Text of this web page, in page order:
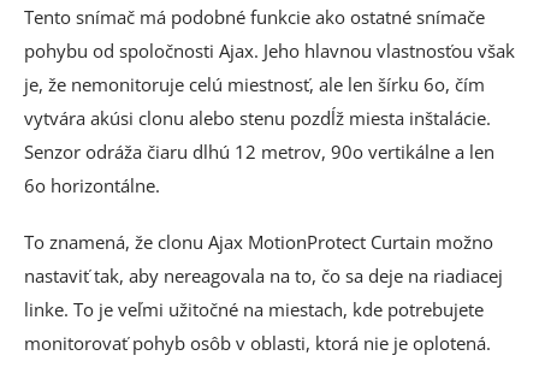
Tento snímač má podobné funkcie ako ostatné snímače
pohybu od spoločnosti Ajax. Jeho hlavnou vlastnosťou však
je, že nemonitoruje celú miestnosť, ale len šírku 6o, čím
vytvára akúsi clonu alebo stenu pozdĺž miesta inštalácie.
Senzor odráža čiaru dlhú 12 metrov, 90o vertikálne a len
6o horizontálne.
To znamená, že clonu Ajax MotionProtect Curtain možno
nastaviť tak, aby nereagovala na to, čo sa deje na riadiacej
linke. To je veľmi užitočné na miestach, kde potrebujete
monitorovať pohyb osôb v oblasti, ktorá nie je oplotená.